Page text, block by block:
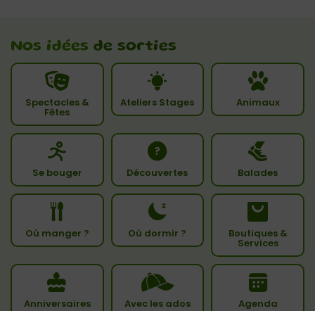
Nos idées de sorties
Spectacles &
Fêtes
Ateliers Stages Animaux
Se bouger Découvertes Balades
Où manger ? Où dormir ? Boutiques &
Services
Anniversaires Avec les ados Agenda